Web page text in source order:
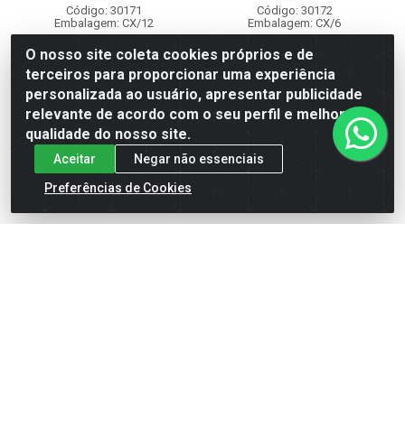
Código: 30171
Embalagem: CX/12
Faça seu login ou
cadastre-se para
ver preços e
comprar
Código: 30172
Embalagem: CX/6
Faça seu login ou
cadastre-se para
ver preços e
O nosso site coleta cookies próprios e de
terceiros para proporcionar uma experiência
personalizada ao usuário, apresentar publicidade
relevante de acordo com o seu perfil e melhorar a
qualidade do nosso site.
Aceitar
Negar não essenciais
Preferências de Cookies